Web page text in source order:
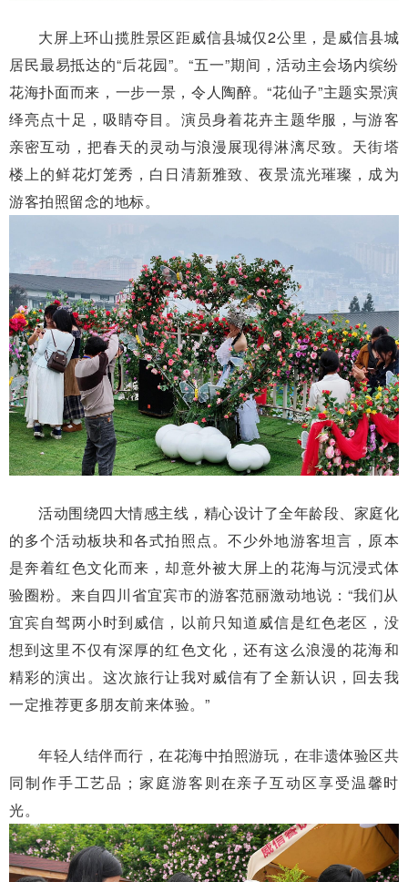
大屏上环山揽胜景区距威信县城仅2公里，是威信县城
居民最易抵达的“后花园”。“五一”期间，活动主会场内缤纷
花海扑面而来，一步一景，令人陶醉。“花仙子”主题实景演
绎亮点十足，吸睛夺目。演员身着花卉主题华服，与游客
亲密互动，把春天的灵动与浪漫展现得淋漓尽致。天街塔
楼上的鲜花灯笼秀，白日清新雅致、夜景流光璀璨，成为
游客拍照留念的地标。
活动围绕四大情感主线，精心设计了全年龄段、家庭化
的多个活动板块和各式拍照点。不少外地游客坦言，原本
是奔着红色文化而来，却意外被大屏上的花海与沉浸式体
验圈粉。来自四川省宜宾市的游客范丽激动地说：“我们从
宜宾自驾两小时到威信，以前只知道威信是红色老区，没
想到这里不仅有深厚的红色文化，还有这么浪漫的花海和
精彩的演出。这次旅行让我对威信有了全新认识，回去我
一定推荐更多朋友前来体验。”
年轻人结伴而行，在花海中拍照游玩，在非遗体验区共
同制作手工艺品；家庭游客则在亲子互动区享受温馨时
光。